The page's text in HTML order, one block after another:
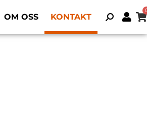
OM OSS KONTAKT